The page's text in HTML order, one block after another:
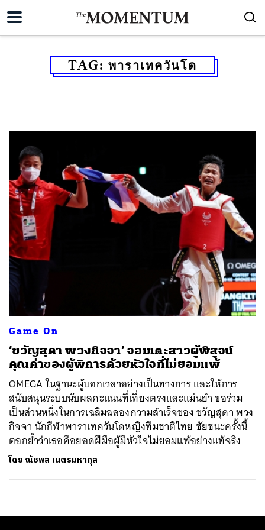
TAG: พาราเทควันโด
Game On
‘ขวัญสุดา พวงกิจจา’ จอมเตะสาวผู้พิสูจน์
คุณค่าของผู้พิการด้วยหัวใจที่ไม่ยอมแพ้
OMEGA ในฐานะผู้บอกเวลาอย่างเป็นทางการ และให้การ
สนับสนุนระบบนับผลคะแนนที่เที่ยงตรงและแม่นยำ ขอร่วม
เป็นส่วนหนึ่งในการเฉลิมฉลองความสำเร็จของ ขวัญสุดา พวง
กิจจา นักกีฬาพาราเทควันโดหญิงทีมชาติไทย ชัยชนะครั้งนี้
ตอกย้ำว่าเธอคือยอดฝีมือผู้มีหัวใจไม่ยอมแพ้อย่างแท้จริง
โดย ณัชพล เนตรมหากุล
SHARE TWEET LINE EMAIL